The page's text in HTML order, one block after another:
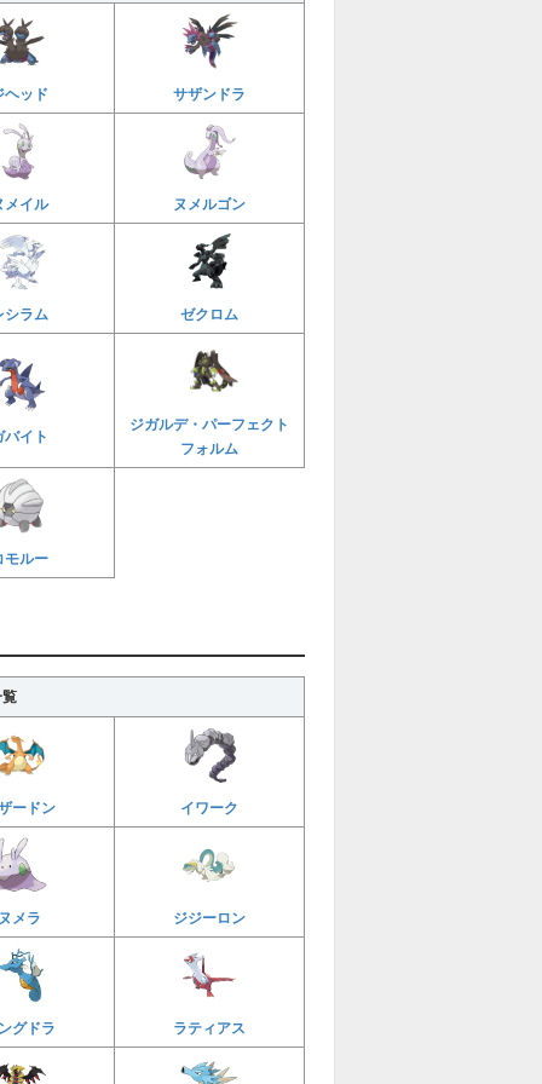
ヘッド サザンドラ
メイル ヌメルゴン
シラム ゼクロム
バイト
ジガルデ・パーフェクト
フォルム
モルー
ードン イワーク
メラ ジジーロン
グドラ ラティアス